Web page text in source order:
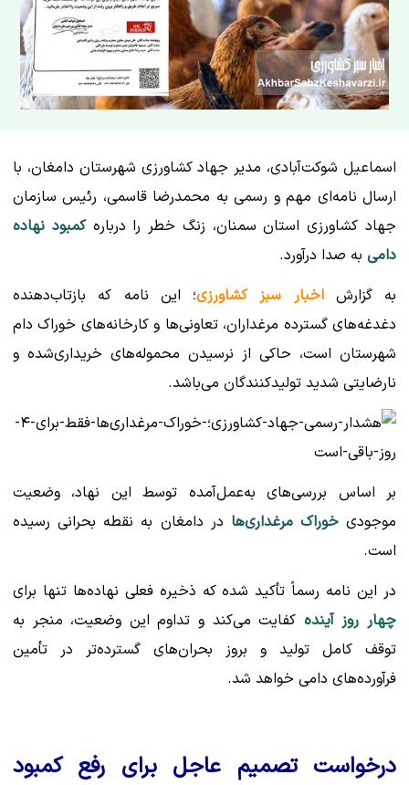
اسماعیل شوکت‌آبادی، مدیر جهاد کشاورزی شهرستان دامغان، با
ارسال نامه‌ای مهم و رسمی به محمدرضا قاسمی، رئیس سازمان
جهاد کشاورزی استان سمنان، زنگ خطر را دربارهکمبود نهاده
دامی به صدا درآورد.
به گزارش اخبار سبز کشاورزی؛ این نامه که بازتاب‌دهنده
دغدغه‌های گسترده مرغداران، تعاونی‌ها و کارخانه‌های خوراک دام
شهرستان است، حاکی از نرسیدن محموله‌های خریداری‌شده و
نارضایتی شدید تولیدکنندگان می‌باشد.
بر اساس بررسی‌های به‌عمل‌آمده توسط این نهاد، وضعیت
موجودیخوراک مرغداری‌ها در دامغان به نقطه بحرانی رسیده
است.
در این نامه رسماً تأکید شده که ذخیره فعلی نهاده‌ها تنها برای
چهار روز آینده کفایت می‌کند و تداوم این وضعیت، منجر به
توقف کامل تولید و بروز بحران‌های گسترده‌تر در تأمین
فرآورده‌های دامی خواهد شد.
درخواست تصمیم عاجل برای رفع کمبود